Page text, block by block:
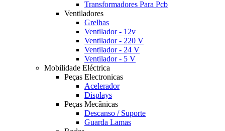
Transformadores Para Pcb
Ventiladores
Grelhas
Ventilador - 12v
Ventilador - 220 V
Ventilador - 24 V
Ventilador - 5 V
Mobilidade Eléctrica
Peças Electronicas
Acelerador
Displays
Peças Mecânicas
Descanso / Suporte
Guarda Lamas